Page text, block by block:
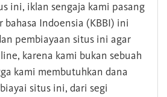
ini, iklan sengaja kami pasang
bahasa Indoensia (KBBI) ini
pembiayaan situs ini agar
karena kami bukan sebuah
kami membutuhkan dana
situs ini, dari segi